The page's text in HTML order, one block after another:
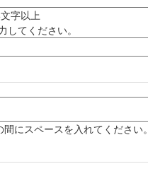
字以上
してください。
にスペースを入れてください。